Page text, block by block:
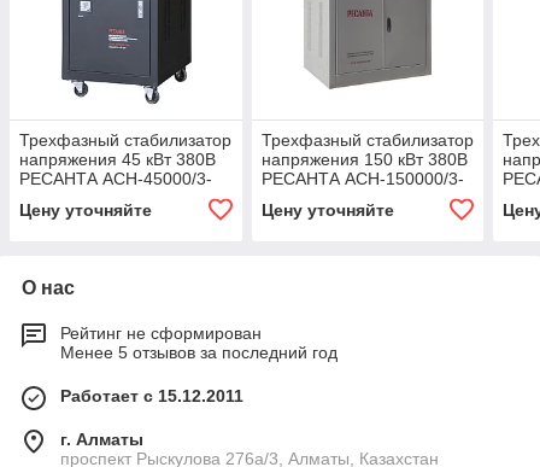
Трехфазный стабилизатор
напряжения 45 кВт 380В
РЕСАНТА АСН-45000/3-
Цену уточняйте
Трехфазный стабилизатор
напряжения 150 кВт 380В
РЕСАНТА АСН-150000/3-
Цену уточняйте
О нас
Рейтинг не сформирован
Менее 5 отзывов за последний год
Работает с 15.12.2011
г. Алматы
проспект Рыскулова 276а/3, Алматы, Казахстан